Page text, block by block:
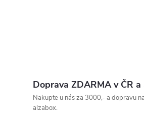
Doprava ZDARMA v ČR a
Nakupte u nás za 3000,- a dopravu
alzabox.